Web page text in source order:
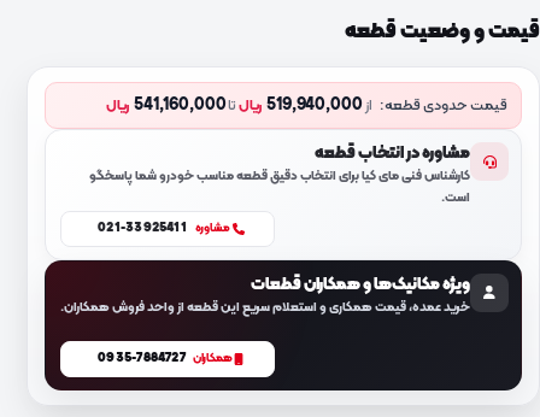
قیمت و وضعیت قطعه
قیمت حدودی قطعه: از519,940,000 ریالتا541,160,000 ریال
مشاوره در انتخاب قطعه
کارشناس فنی مای کیا برای انتخاب دقیق قطعه مناسب خودرو شما پاسخگو
است.
مشاوره 021-33925411
ویژه مکانیک‌ها و همکاران قطعات
خرید عمده، قیمت همکاری و استعلام سریع این قطعه از واحد فروش همکاران.
همکاران 0935-7884727